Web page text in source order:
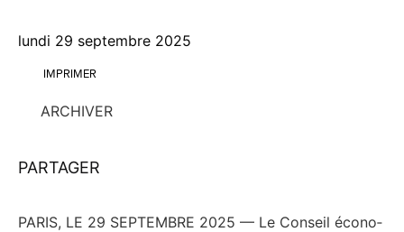
lundi 29 septembre 2025
IMPRIMER
ARCHIVER
PARTAGER
PARIS, LE 29 SEPTEMBRE 2025 — Le Conseil éco­no­